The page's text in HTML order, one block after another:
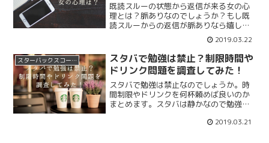
既読スルーの状態から返信が来る女の心
理とは？脈ありなのでしょうか？もし既
読スルーからの返信が脈ありなら嬉しい
ですが返信までの1週間2週間経った時や
や内容によって脈ありか判断できるかも
しれません。既読無視の状態から返信が
来た時の対処法をまとめていきましょ
う。
2019.03.22
スターバックスコーヒー
スタバで勉強は禁止？制限時間や
ドリンク問題を調査してみた！
スタバで勉強は禁止なのでしょうか。時
間制限やドリンクを何杯頼めば良いのか
まとめます。スタバは静かなので勉強に
まう店舗もあります。さらにドリンクを
2019.03.21